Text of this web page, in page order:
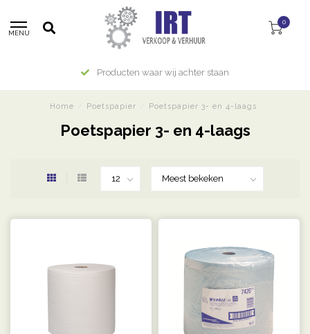
MENU
0
Producten waar wij achter staan
Home Poetspapier Poetspapier 3- en 4-laags
Poetspapier 3- en 4-laags